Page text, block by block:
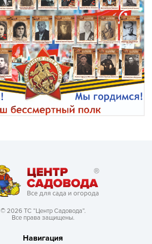
© 2026 ТС “Центр Садовода”.
Все права защищены.
Навигация